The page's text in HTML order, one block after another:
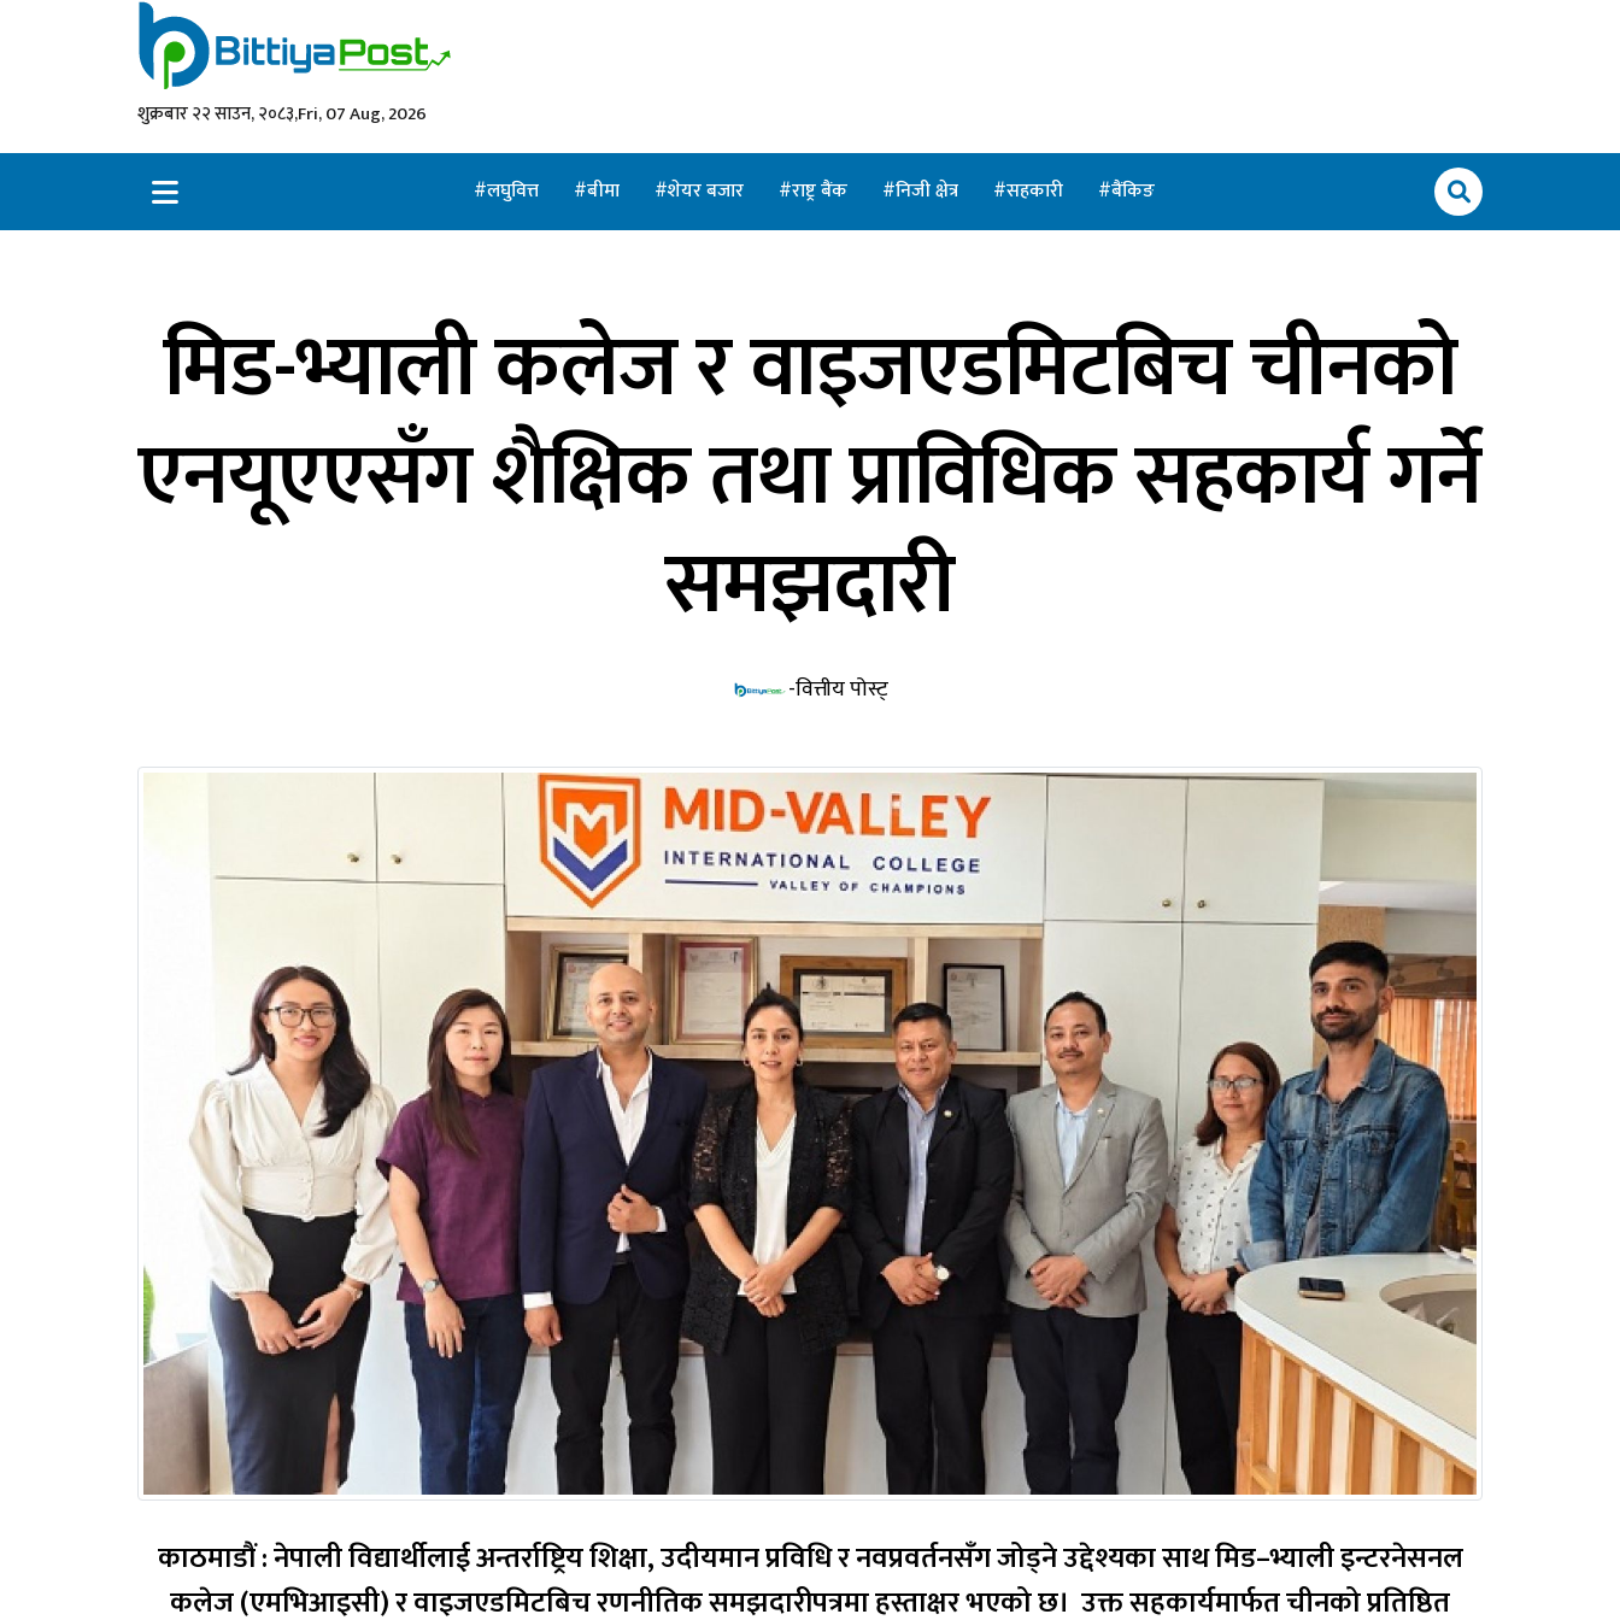
शुक्रबार २२ साउन, २०८३,Fri, 07 Aug, 2026
लघुवित्त बीमा शेयर बजार राष्ट्र बैंक निजी क्षेत्र सहकारी बैंकिङ
मिड-भ्याली कलेज र वाइजएडमिटबिच चीनको
एनयूएएसँग शैक्षिक तथा प्राविधिक सहकार्य गर्ने
समझदारी
-वित्तीय पोस्ट्
काठमाडौं : नेपाली विद्यार्थीलाई अन्तर्राष्ट्रिय शिक्षा, उदीयमान प्रविधि र नवप्रवर्तनसँग जोड्ने उद्देश्यका साथ मिड–भ्याली इन्टरनेसनल
कलेज (एमभिआइसी) र वाइजएडमिटबिच रणनीतिक समझदारीपत्रमा हस्ताक्षर भएको छ। उक्त सहकार्यमार्फत चीनको प्रतिष्ठित